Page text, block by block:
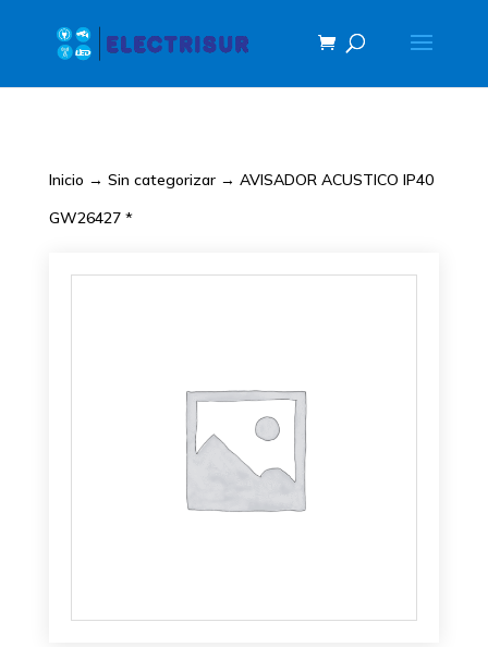
Inicio → Sin categorizar→ AVISADOR ACUSTICO IP40
GW26427 *